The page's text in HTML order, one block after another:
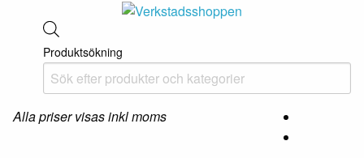
Alla priser visas inkl moms
Produktsökning